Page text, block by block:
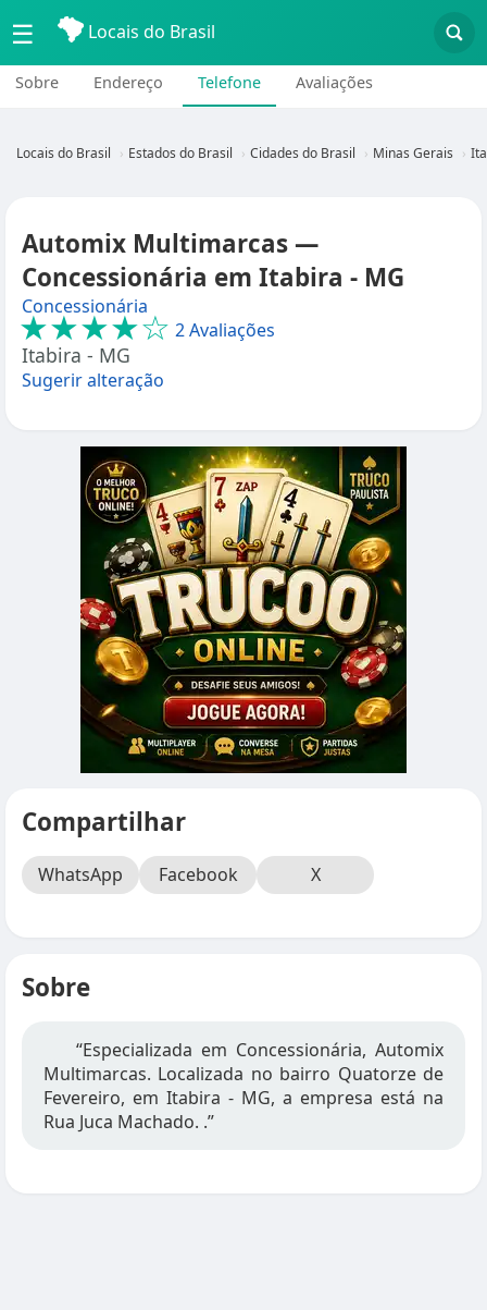
☰ Locais do Brasil
Sobre Endereço Telefone Avaliações
Locais do Brasil Estados do Brasil Cidades do Brasil Minas Gerais
Automix Multimarcas —
Concessionária em Itabira - MG
Concessionária
★★★★☆ 2 Avaliações
Itabira - MG
Sugerir alteração
Compartilhar
WhatsApp Facebook X
Sobre
“Especializada em Concessionária, Automix
Multimarcas. Localizada no bairro Quatorze de
Fevereiro, em Itabira - MG, a empresa está na
Rua Juca Machado. .”